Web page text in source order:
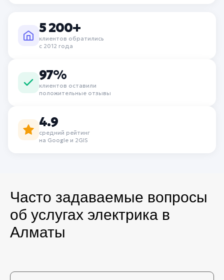
5 200+
клиентов обратились
с 2012 года
97%
клиентов оставили
положительные отзывы
4.9
средний рейтинг
на Google и 2GIS
Часто задаваемые вопросы
об услугах электрика в
Алматы